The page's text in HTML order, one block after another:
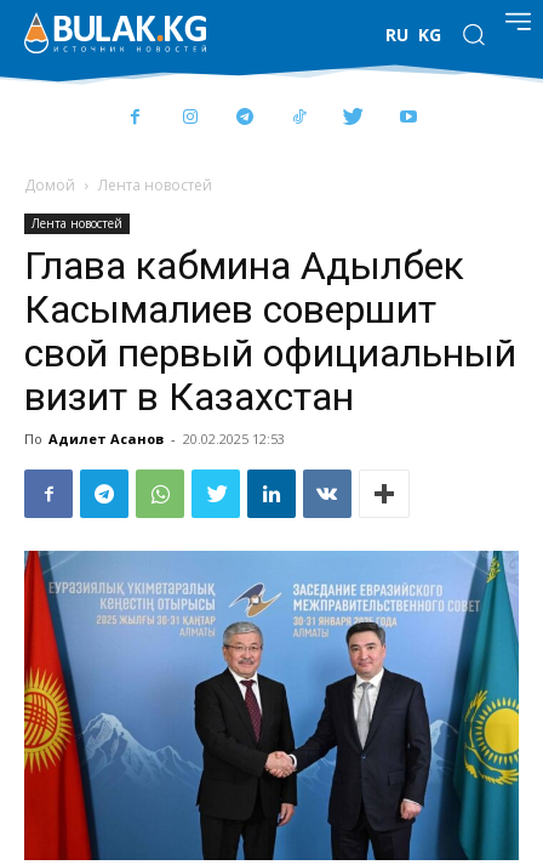
RU KG
Домой Лента новостей
Лента новостей
Глава кабмина Адылбек
Касымалиев совершит
свой первый официальный
визит в Казахстан
По Адилет Асанов - 20.02.2025 12:53